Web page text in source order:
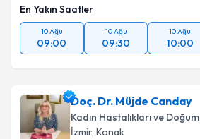
En Yakın Saatler
10 Ağu
09:00
10 Ağu
09:30
10 Ağu
10:00
Doç. Dr. Müjde Canday
Kadın Hastalıkları ve Doğum
İzmir, Konak